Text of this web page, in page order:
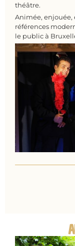
théâtre.
Animée,
références
le public à